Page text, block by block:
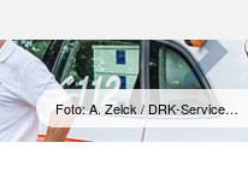
Foto: A. Zelck / DRK-Service…